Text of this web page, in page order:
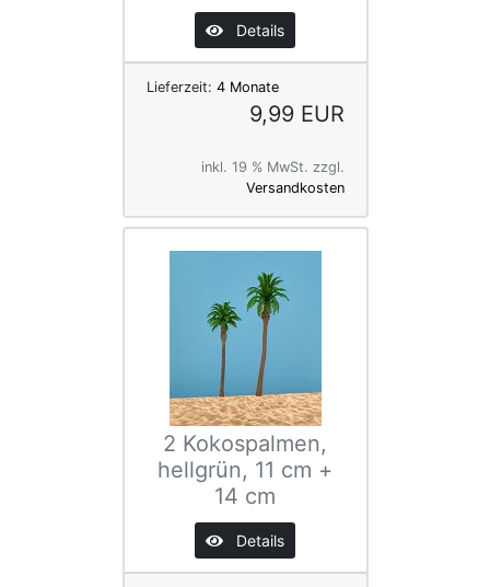
Details
Lieferzeit: 4 Monate
9,99 EUR
inkl. 19 % MwSt. zzgl.
Versandkosten
2 Kokospalmen,
hellgrün, 11 cm +
14 cm
Details